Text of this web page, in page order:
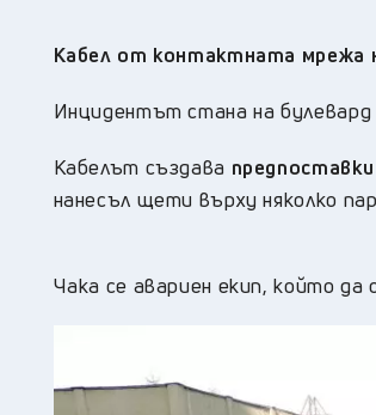
Кабел от контактната мрежа
Инцидентът стана на
Кабелът създава
нанесъл щети върху няколко
Чака се авариен екип, който